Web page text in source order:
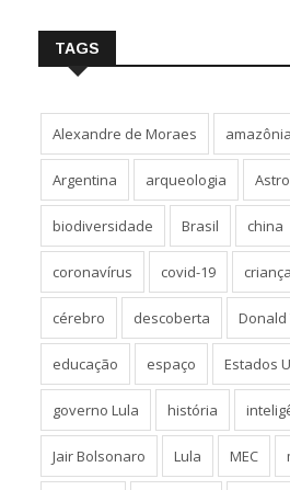
TAGS
Alexandre de Moraes amazônia
Argentina arqueologia
biodiversidade Brasil china
coronavírus covid-19
cérebro descoberta Donald
educação espaço Estados
governo Lula história
Jair Bolsonaro Lula MEC